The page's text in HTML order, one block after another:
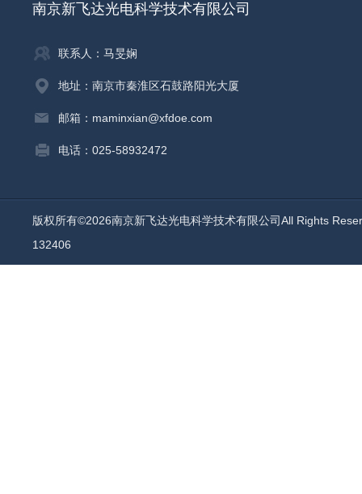
南京新飞达光电科学技术有限公司
联系人：马旻娴
地址：南京市秦淮区石鼓路阳光大厦
邮箱：maminxian@xfdoe.com
电话：025-58932472
版权所有©2026南京新飞达光电科学技术有限公司All Rights
132406